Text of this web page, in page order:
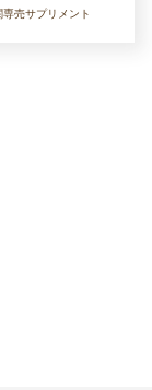
専売サプリメント